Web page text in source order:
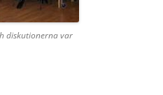
diskutionerna var